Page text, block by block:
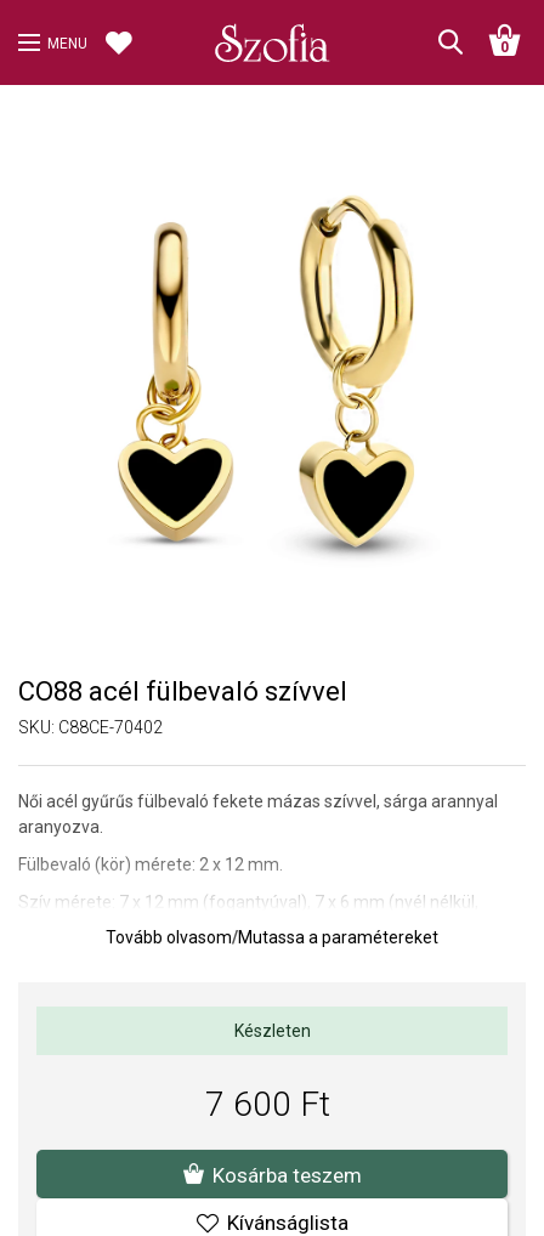
MENU 0
CO88 acél fülbevaló szívvel
SKU: C88CE-70402
Női acél gyűrűs fülbevaló fekete mázas szívvel, sárga arannyal
aranyozva.
Fülbevaló (kör) mérete: 2 x 12 mm.
Szív mérete: 7 x 12 mm (fogantyúval), 7 x 6 mm (nyél nélkül,
maga a szív).Tovább olvasom/Mutassa a paramétereket
Készleten
7 600 Ft
Kosárba teszem
Kívánságlista